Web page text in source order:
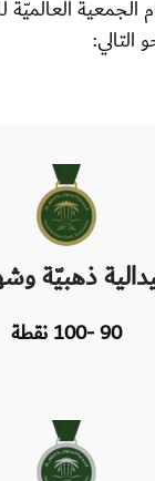
العالميّة
التالي:
ذهبيّة
90 -100 نقطة